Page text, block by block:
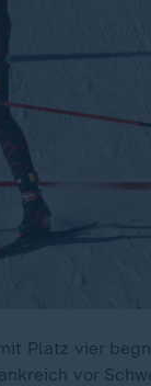
Platz vier
vor